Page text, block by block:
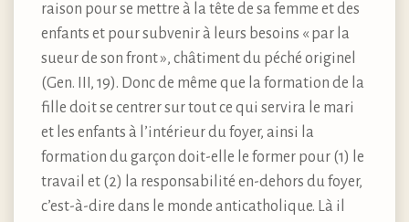
raison pour se mettre à la tête de sa femme et des
enfants et pour subvenir à leurs besoins « par la
sueur de son front », châtiment du péché originel
(Gen. III, 19). Donc de même que la formation de la
fille doit se centrer sur tout ce qui servira le mari
et les enfants à l’intérieur du foyer, ainsi la
formation du garçon doit-elle le former pour (1) le
travail et (2) la responsabilité en-dehors du foyer,
c’est-à-dire dans le monde anticatholique. Là il